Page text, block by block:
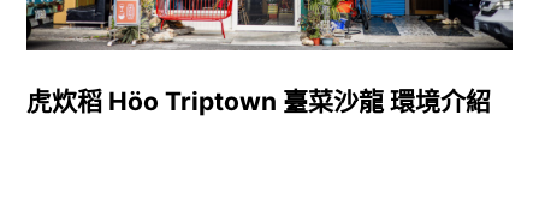
虎炊稻 Höo Triptown 臺菜沙龍 環境介紹